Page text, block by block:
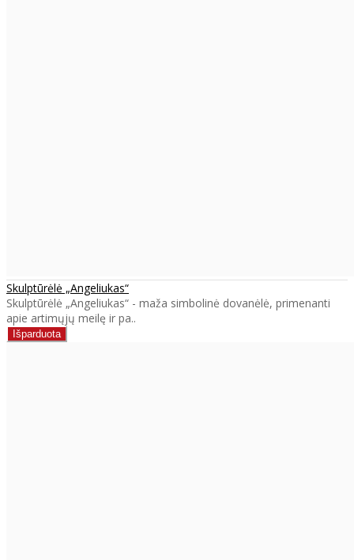
Skulptūrėlė „Angeliukas“
Skulptūrėlė „Angeliukas“ - maža simbolinė dovanėlė, primenanti
apie artimųjų meilę ir pa..